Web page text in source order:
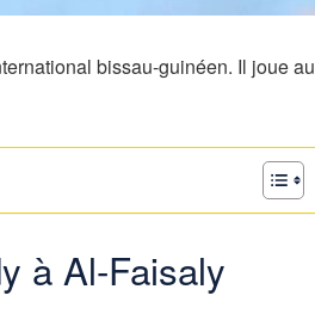
bissau-guinéen. Il joue au
à Al-Faisaly